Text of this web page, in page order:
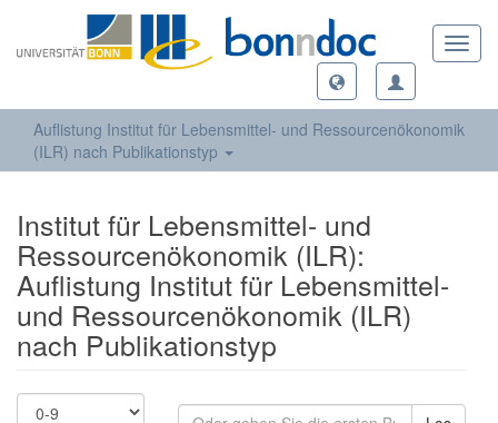
Auflistung Institut für Lebensmittel- und Ressourcenökonomik
(ILR) nach Publikationstyp
Institut für Lebensmittel- und
Ressourcenökonomik (ILR):
Auflistung Institut für Lebensmittel-
und Ressourcenökonomik (ILR)
nach Publikationstyp